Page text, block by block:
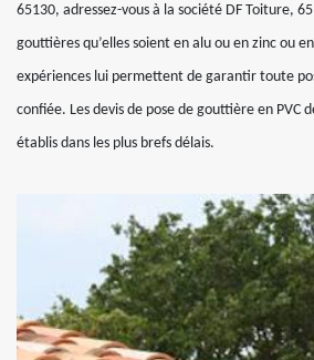
65130, adressez-vous à la société DF Toiture,
gouttières qu’elles soient en alu ou en zinc ou
expériences lui permettent de garantir toute
confiée. Les devis de pose de gouttière en PVC
établis dans les plus brefs délais.